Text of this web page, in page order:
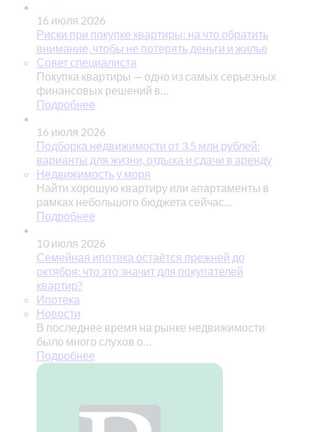
16 июля 2026
Риски при покупке квартиры: на что обратить
внимание, чтобы не потерять деньги и жилье
Совет специалиста
Покупка квартиры — одно из самых серьезных
финансовых решений в…
Подробнее
16 июля 2026
Подборка недвижимости от 3.5 млн рублей:
варианты для жизни, отдыха и сдачи в аренду
Недвижимость у моря
Найти хорошую квартиру или апартаменты в
рамках небольшого бюджета сейчас…
Подробнее
10 июля 2026
Семейная ипотека остаётся прежней до
октября: что это значит для покупателей
квартир?
Ипотека
Новости
В последнее время на рынке недвижимости
было много слухов о…
Подробнее